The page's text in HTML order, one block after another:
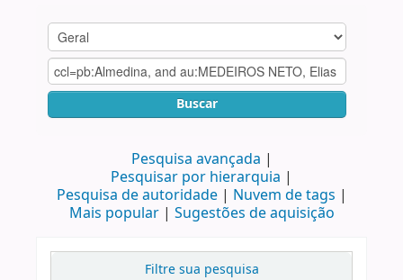
Buscar
Pesquisa avançada
Pesquisar por hierarquia
Pesquisa de autoridade
Nuvem de tags
Mais popular
Sugestões de aquisição
Filtre sua pesquisa